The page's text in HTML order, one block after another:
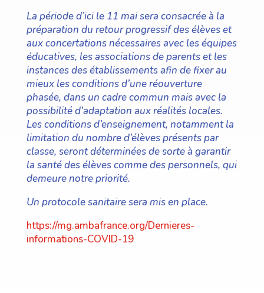
La période d’ici le 11 mai sera consacrée à la
préparation du retour progressif des élèves et
aux concertations nécessaires avec les équipes
éducatives, les associations de parents et les
instances des établissements afin de fixer au
mieux les conditions d’une réouverture
phasée, dans un cadre commun mais avec la
possibilité d’adaptation aux réalités locales.
Les conditions d’enseignement, notamment la
limitation du nombre d’élèves présents par
classe, seront déterminées de sorte à garantir
la santé des élèves comme des personnels, qui
demeure notre priorité.
Un protocole sanitaire sera mis en place.
https://mg.ambafrance.org/Dernieres-
informations-COVID-19